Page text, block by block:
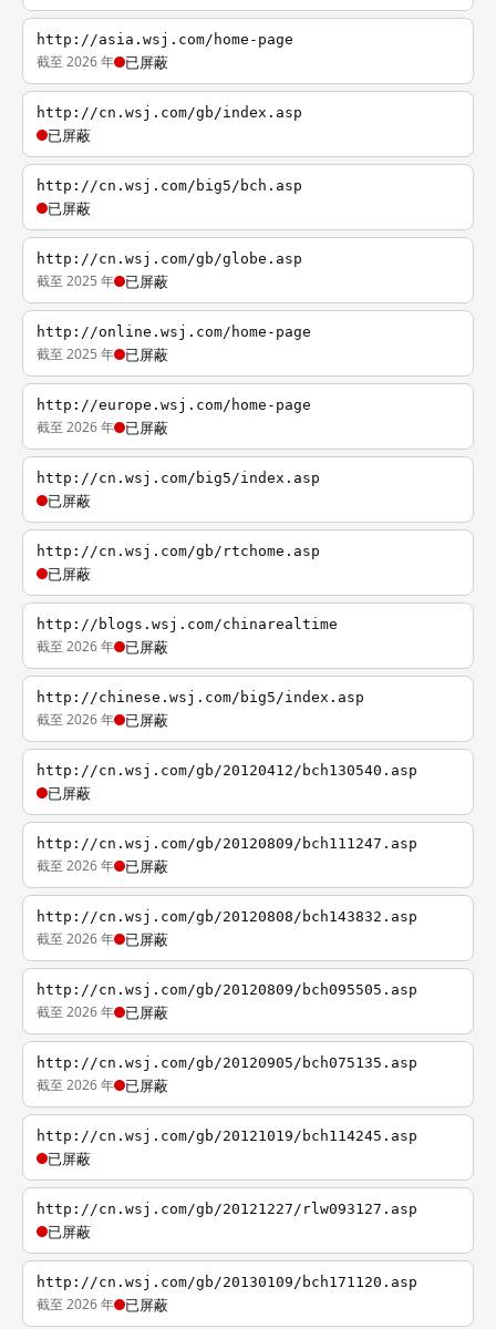
http://asia.wsj.com/home-page
截至 2026 年 已屏蔽
http://cn.wsj.com/gb/index.asp
已屏蔽
http://cn.wsj.com/big5/bch.asp
已屏蔽
http://cn.wsj.com/gb/globe.asp
截至 2025 年 已屏蔽
http://online.wsj.com/home-page
截至 2025 年 已屏蔽
http://europe.wsj.com/home-page
截至 2026 年 已屏蔽
http://cn.wsj.com/big5/index.asp
已屏蔽
http://cn.wsj.com/gb/rtchome.asp
已屏蔽
http://blogs.wsj.com/chinarealtime
截至 2026 年 已屏蔽
http://chinese.wsj.com/big5/index.asp
截至 2026 年 已屏蔽
http://cn.wsj.com/gb/20120412/bch130540.asp
已屏蔽
http://cn.wsj.com/gb/20120809/bch111247.asp
截至 2026 年 已屏蔽
http://cn.wsj.com/gb/20120808/bch143832.asp
截至 2026 年 已屏蔽
http://cn.wsj.com/gb/20120809/bch095505.asp
截至 2026 年 已屏蔽
http://cn.wsj.com/gb/20120905/bch075135.asp
截至 2026 年 已屏蔽
http://cn.wsj.com/gb/20121019/bch114245.asp
已屏蔽
http://cn.wsj.com/gb/20121227/rlw093127.asp
已屏蔽
http://cn.wsj.com/gb/20130109/bch171120.asp
截至 2026 年 已屏蔽